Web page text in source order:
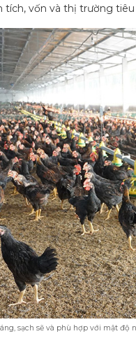
tích, vốn và thị trường
sạch sẽ và phù hợp với mật độ